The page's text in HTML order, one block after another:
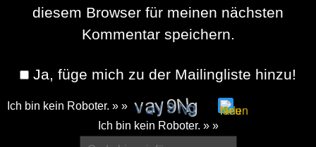
diesem Browser für meinen nächsten
Kommentar speichern.
Ja, füge mich zu der Mailingliste hinzu!
Ich bin kein Roboter. » »
Ich bin kein Roboter. » »